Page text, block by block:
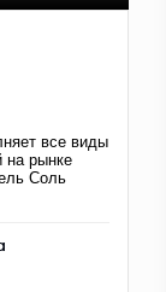
все виды
на рынке
Соль